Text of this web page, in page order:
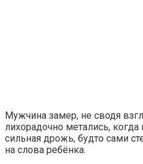
Мужчина замер, не сводя
лихорадочно метались,
сильная дрожь, будто сами
на слова ребёнка.